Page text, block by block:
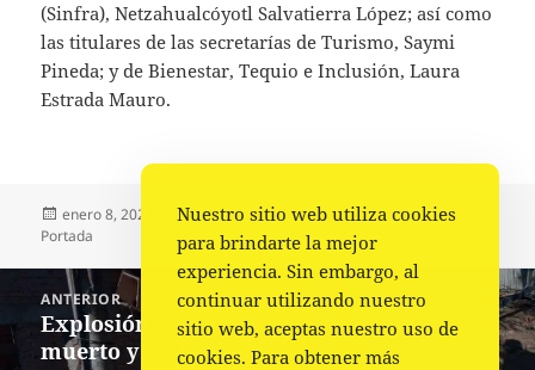
(Sinfra), Netzahualcóyotl Salvatierra López; así como
las titulares de las secretarías de Turismo, Saymi
Pineda; y de Bienestar, Tequio e Inclusión, Laura
Estrada Mauro.
Publicado
el
enero 8, 2023 Autor
Comunicado Gobierno Categorías
Gobierno,
Portada
Navegación
entradas
ANTERIOR
Entrada
anterior:
Explosión de un polvorín deja un niño
muerto y un lesionado
Nuestro sitio web utiliza cookies
para brindarte la mejor
experiencia. Sin embargo, al
continuar utilizando nuestro
sitio web, aceptas nuestro uso de
cookies. Para obtener más